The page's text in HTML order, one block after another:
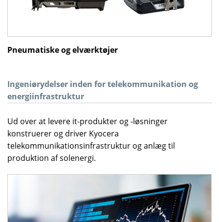
Pneumatiske og elværktøjer
Ingeniørydelser inden for telekommunikation og
energiinfrastruktur
Ud over at levere it-produkter og -løsninger
konstruerer og driver Kyocera
telekommunikationsinfrastruktur og anlæg til
produktion af solenergi.